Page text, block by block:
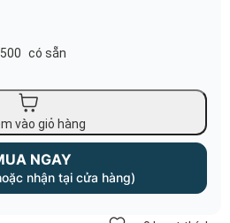
500 có sẵn
vào giỏ hàng
NGAY
nhận tại cửa hàng)